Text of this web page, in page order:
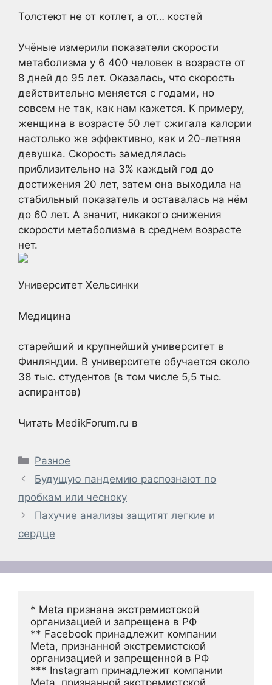
Толстеют не от котлет, а от… костей
Учёные измерили показатели скорости
метаболизма у 6 400 человек в возрасте от
8 дней до 95 лет. Оказалась, что скорость
действительно меняется с годами, но
совсем не так, как нам кажется. К примеру,
женщина в возрасте 50 лет сжигала калории
настолько же эффективно, как и 20-летняя
девушка. Скорость замедлялась
приблизительно на 3% каждый год до
достижения 20 лет, затем она выходила на
стабильный показатель и оставалась на нём
до 60 лет. А значит, никакого снижения
скорости метаболизма в среднем возрасте
нет.
Университет Хельсинки
Медицина
старейший и крупнейший университет в
Финляндии. В университете обучается около
38 тыс. студентов (в том числе 5,5 тыс.
аспирантов)
Читать MedikForum.ru в
Рубрики
Разное
Будущую пандемию распознают по
пробкам или чесноку
Пахучие анализы защитят легкие и
сердце
* Meta признана экстремистской
организацией и запрещена в РФ
** Facebook принадлежит компании
Meta, признанной экстремистской
организацией и запрещенной в РФ
*** Instagram принадлежит компании
Meta, признанной экстремистской